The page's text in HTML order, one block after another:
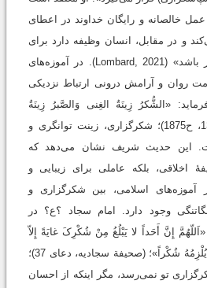
خالصانه و رایگان خداوند در اعطای
و در مقابل، انسان وظیفه دارد برای
این فضل و نیکی شکرگزار باشد» (Lombard, 2021). در آموزه‌های
روان و آرامش درونی ارتباط نزدیکی
«الشُّکرُ زِینَةُ الغِنی وَالصَّبرُ زِینَةُ
الفَقرِ» (تمیمی آمدی، 1366، ح1875)؛ شکرگزاری، زینت توانگری و
این حدیث شریف نشان می‌دهد که
اخلاقی، بلکه عاملی برای زیبایی و
آموزه‌های اسلامی، بین شکرگزاری و
وجود دارد. امام سجاد ؟ع؟ در
إِنَّ أَحَداً لا یَبْلُغُ مِنْ شُکْرِکَ غایَةً إِلاّ
حَصَلَ عَلَیْهِ مِنْ إِحْسانِکَ ما یُلْزِمُهُ شُکْراً»؛ (صحیفة سجادیه، دعای 37)؛
تو نمی‌رسد، مگر اینکه از احسان